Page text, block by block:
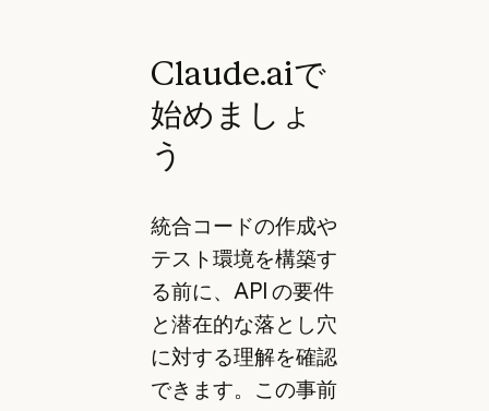
Claude.aiで
始めましょ
う
統合コードの作成や
テスト環境を構築す
る前に、API の要件
と潜在的な落とし穴
に対する理解を確認
できます。この事前